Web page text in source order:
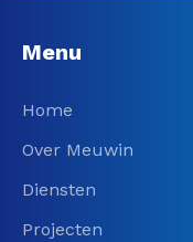
Menu
Home
Over Meuwin
Diensten
Projecten